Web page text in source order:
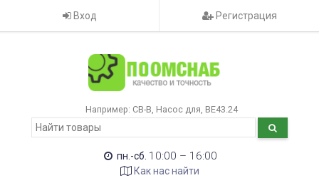
Вход Регистрация
Например: CB-B Насос для ВЕ43.24
пн.-сб. 10:00 – 16:00
Как нас найти